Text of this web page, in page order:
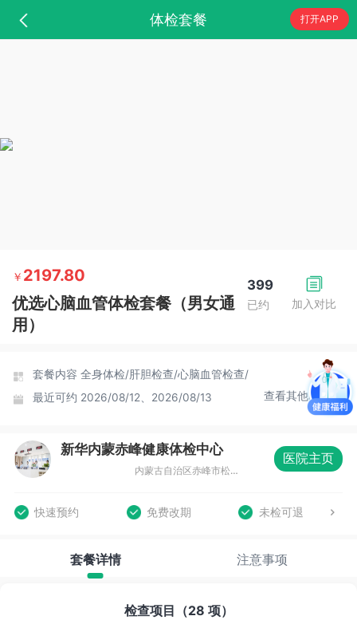
体检套餐 打开APP
加入对比
399
已约
￥ 2197.80
优选心脑血管体检套餐（男女通
用）
套餐内容 全身体检/肝胆检查/心脑血管检查/
最近可约 2026/08/12、2026/08/13 查看其他时间
新华内蒙赤峰健康体检中心
内蒙古自治区赤峰市松山区恒茂大厦商务中心（北门）四层01041
医院主页
快速预约 免费改期 未检可退
套餐详情 注意事项
检查项目（28 项）